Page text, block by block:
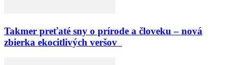
Takmer preťaté sny o prírode a človeku – nová
zbierka ekocitlivých veršov